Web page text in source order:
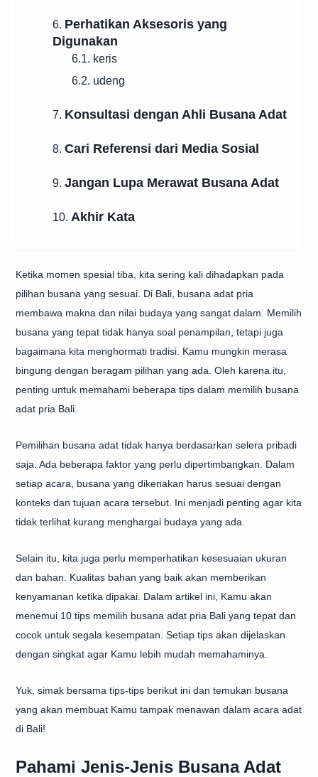
6. Perhatikan Aksesoris yang
Digunakan
6.1. keris
6.2. udeng
7. Konsultasi dengan Ahli Busana Adat
8. Cari Referensi dari Media Sosial
9. Jangan Lupa Merawat Busana Adat
10. Akhir Kata
Ketika momen spesial tiba, kita sering kali dihadapkan pada
pilihan busana yang sesuai. Di Bali, busana adat pria
membawa makna dan nilai budaya yang sangat dalam. Memilih
busana yang tepat tidak hanya soal penampilan, tetapi juga
bagaimana kita menghormati tradisi. Kamu mungkin merasa
bingung dengan beragam pilihan yang ada. Oleh karena itu,
penting untuk memahami beberapa tips dalam memilih busana
adat pria Bali.
Pemilihan busana adat tidak hanya berdasarkan selera pribadi
saja. Ada beberapa faktor yang perlu dipertimbangkan. Dalam
setiap acara, busana yang dikenakan harus sesuai dengan
konteks dan tujuan acara tersebut. Ini menjadi penting agar kita
tidak terlihat kurang menghargai budaya yang ada.
Selain itu, kita juga perlu memperhatikan kesesuaian ukuran
dan bahan. Kualitas bahan yang baik akan memberikan
kenyamanan ketika dipakai. Dalam artikel ini, Kamu akan
menemui 10 tips memilih busana adat pria Bali yang tepat dan
cocok untuk segala kesempatan. Setiap tips akan dijelaskan
dengan singkat agar Kamu lebih mudah memahaminya.
Yuk, simak bersama tips-tips berikut ini dan temukan busana
yang akan membuat Kamu tampak menawan dalam acara adat
di Bali!
Pahami Jenis-Jenis Busana Adat